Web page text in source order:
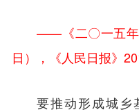
——《二〇一五年
日），《人民日报》
要推动形成城乡